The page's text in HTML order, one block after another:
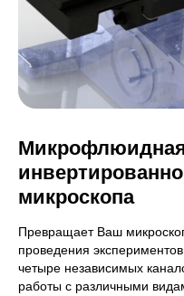
микроскопа
Превращает Ваш
проведения
четыре независимых
работы с различными